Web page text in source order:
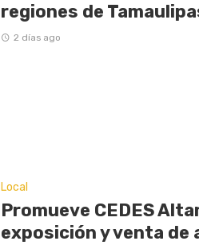
regiones de
2 días ago
Local
Promueve CEDES
exposición y venta de